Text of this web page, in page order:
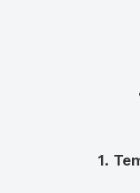
1.